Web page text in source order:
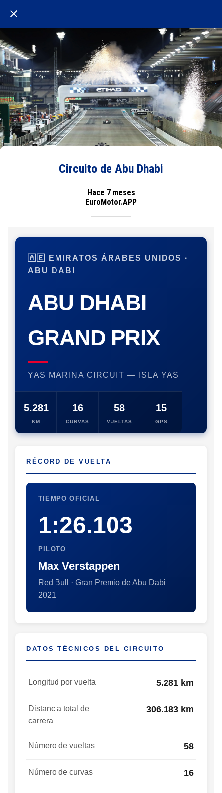
Circuito de Abu Dhabi
Hace 7 meses
EuroMotor.APP
🇦🇪 EMIRATOS ÁRABES UNIDOS ·
ABU DABI
ABU DHABI
GRAND PRIX
YAS MARINA CIRCUIT — ISLA YAS
5.281
KM
16
CURVAS
58
VUELTAS
15
GPS
RÉCORD DE VUELTA
TIEMPO OFICIAL
1:26.103
PILOTO
Max Verstappen
Red Bull · Gran Premio de Abu Dabi
2021
DATOS TÉCNICOS DEL CIRCUITO
Longitud por vuelta 5.281 km
Distancia total de
carrera
306.183 km
Número de vueltas 58
Número de curvas 16